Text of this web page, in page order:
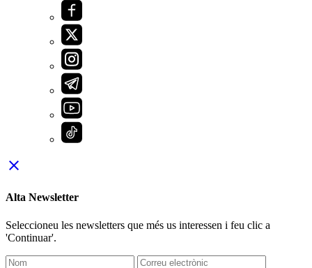
close
Alta Newsletter
Seleccioneu les newsletters que més us interessen i feu clic a
'Continuar'.